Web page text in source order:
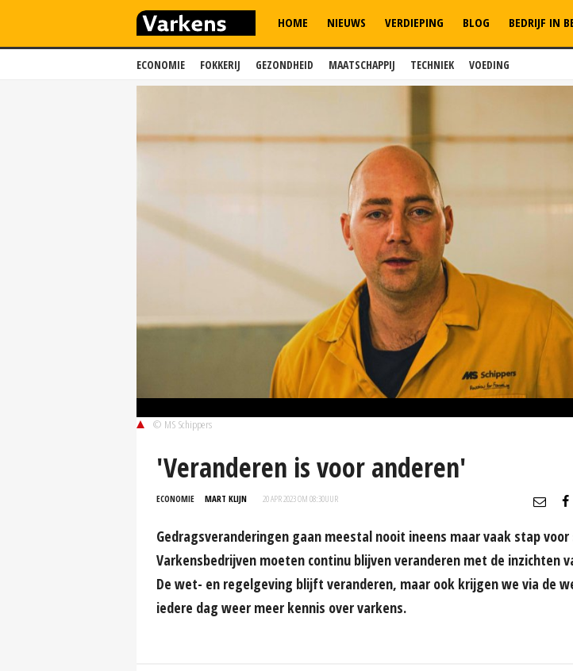
ECONOMIE FOKKERIJ GEZONDHEID MAATSCHAPPIJ TECHNIEK VOEDING
HOME NIEUWS VERDIEPING BLOG BEDRIJF IN
© MS Schippers
'Veranderen is voor anderen'
ECONOMIE MART KLIJN 20 APR 2023 OM 08:30UUR
Gedragsveranderingen gaan meestal nooit ineens maar vaak stap
Varkensbedrijven moeten continu blijven veranderen met de inzichten
De wet- en regelgeving blijft veranderen, maar ook krijgen we via de
iedere dag weer meer kennis over varkens.